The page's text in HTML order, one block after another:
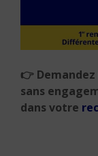
👉
sans
dans votre